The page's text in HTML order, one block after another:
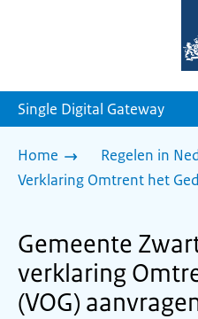
Single Digital Gateway
Home
Regelen in
Verklaring Omtrent het
Gemeente
verklaring
(VOG)